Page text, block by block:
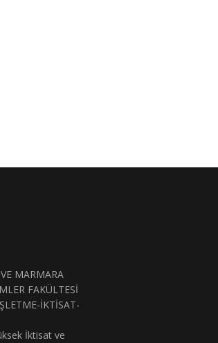
MARMARA
FAKÜLTESİ
İKTİSAT-
İktisat ve